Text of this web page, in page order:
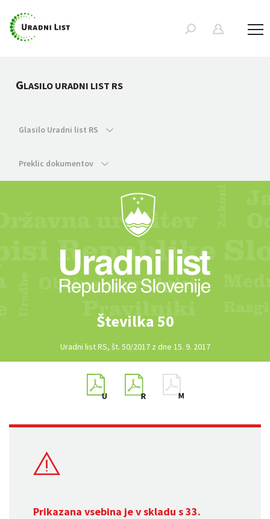
GLASILO URADNI LIST RS
Glasilo Uradni list RS
Preklic dokumentov
Številka 50
Uradni list RS, št. 50/2017 z dne 15. 9. 2017
Prikazana vsebina je v skladu s 33.